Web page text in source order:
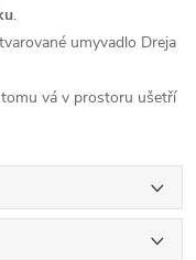
.
umyvadlo Dreja
vá v prostoru ušetří